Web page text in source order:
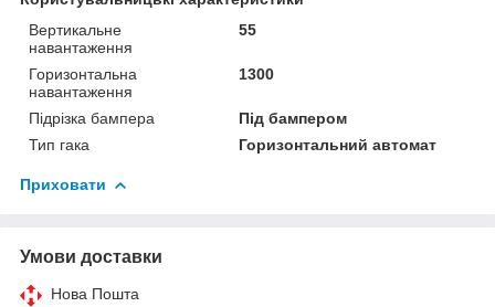
Вертикальне
навантаження
55
Горизонтальна
навантаження
1300
Підрізка бампера
Під бампером
Тип гака
Горизонтальний автомат
Приховати
Умови доставки
Нова Пошта